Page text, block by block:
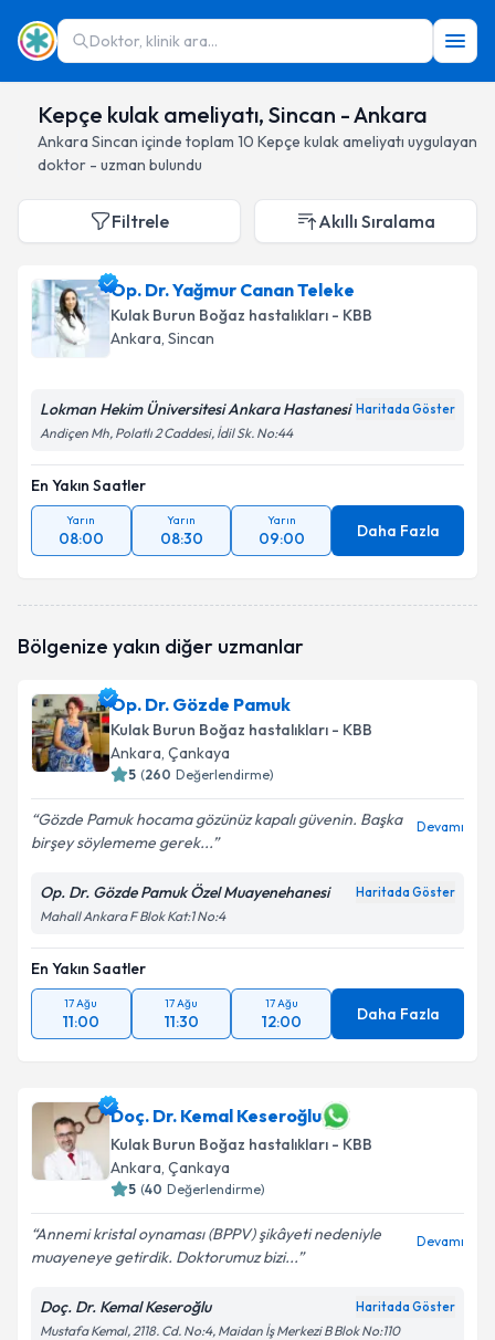
Doktor, klinik ara...
Kepçe kulak ameliyatı, Sincan - Ankara
Ankara Sincan içinde toplam 10 Kepçe kulak ameliyatı uygulayan
doktor - uzman bulundu
Filtrele Akıllı Sıralama
Op. Dr. Yağmur Canan Teleke
Kulak Burun Boğaz hastalıkları - KBB
Ankara, Sincan
Lokman Hekim Üniversitesi Ankara Hastanesi Haritada Göster
Andiçen Mh, Polatlı 2 Caddesi, İdil Sk. No:44
En Yakın Saatler
Yarın
08:00
Yarın
08:30
Yarın
09:00 Daha Fazla
Bölgenize yakın diğer uzmanlar
Op. Dr. Gözde Pamuk
Kulak Burun Boğaz hastalıkları - KBB
Ankara, Çankaya
5 (260 Değerlendirme)
Gözde Pamuk hocama gözünüz kapalı güvenin. Başka
birşey söylememe gerek...
Devamı
Op. Dr. Gözde Pamuk Özel Muayenehanesi Haritada Göster
Mahall Ankara F Blok Kat:1 No:4
En Yakın Saatler
17 Ağu
11:00
17 Ağu
11:30
17 Ağu
12:00 Daha Fazla
Doç. Dr. Kemal Keseroğlu
Kulak Burun Boğaz hastalıkları - KBB
Ankara, Çankaya
5 (40 Değerlendirme)
Annemi kristal oynaması (BPPV) şikâyeti nedeniyle
muayeneye getirdik. Doktorumuz bizi...
Devamı
Doç. Dr. Kemal Keseroğlu Haritada Göster
Mustafa Kemal, 2118. Cd. No:4, Maidan İş Merkezi B Blok No:110